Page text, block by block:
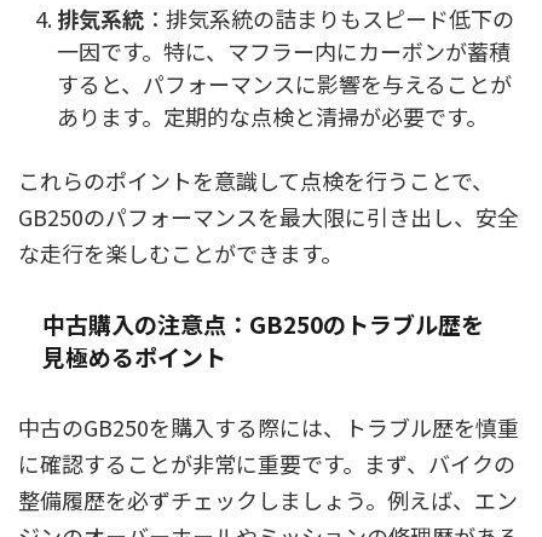
排気系統 ：排気系統の詰まりもスピード低下の
一因です。特に、マフラー内にカーボンが蓄積
すると、パフォーマンスに影響を与えることが
あります。定期的な点検と清掃が必要です。
これらのポイントを意識して点検を行うことで、
GB250のパフォーマンスを最大限に引き出し、安全
な走行を楽しむことができます。
中古購入の注意点：GB250のトラブル歴を
見極めるポイント
中古のGB250を購入する際には、トラブル歴を慎重
に確認することが非常に重要です。まず、バイクの
整備履歴を必ずチェックしましょう。例えば、エン